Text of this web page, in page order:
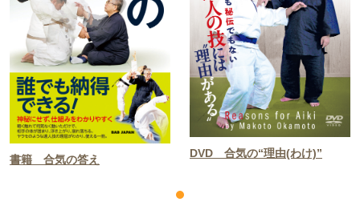
書籍 合気の答え
DVD 合気の“理由(わけ)”